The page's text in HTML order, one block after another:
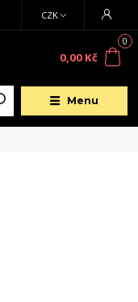
Menu
CZK
0
0,00 Kč